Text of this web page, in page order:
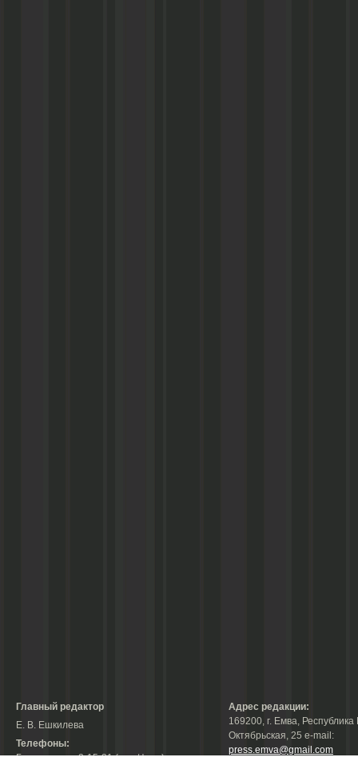
Главный редактор
Е. В. Ешкилева
Телефоны:
Гл. редактор: 2-15-31 (тел./факс);
Адрес редакции:
169200, г. Емва, Республика
Октябрьская, 25 е-mail:
press.emva@gmail.com